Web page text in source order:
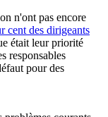
n'ont pas encore
cent des dirigeants
était leur priorité
responsables
pour des